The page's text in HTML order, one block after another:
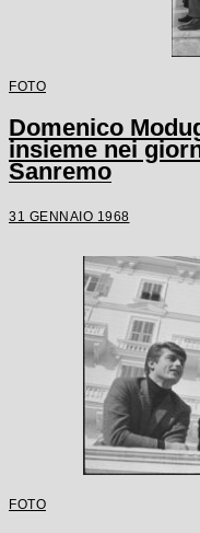
FOTO
Domenico
insieme nei
Sanremo
31 GENNAIO 1968
FOTO